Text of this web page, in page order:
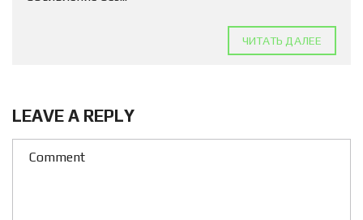
ЧИТАТЬ ДАЛЕЕ
LEAVE A REPLY